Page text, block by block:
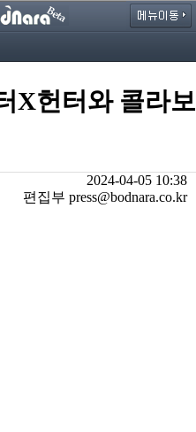
X헌터와 콜라보
2024-04-05 10:38
편집부 press@bodnara.co.kr